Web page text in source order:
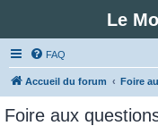
Le
FAQ
Accueil du forum Foire
Foire aux